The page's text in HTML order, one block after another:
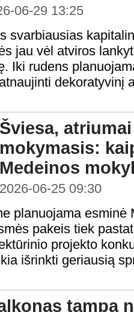
06-29 13:25
svarbiausias
jau vėl atviros
Iki rudens
dekoratyvinį
Šviesa,
mokymasis:
Medeinos
2026-06-25 09:30
planuojama esminė
pakeis tiek
projekto
išrinkti geriausią
tampa